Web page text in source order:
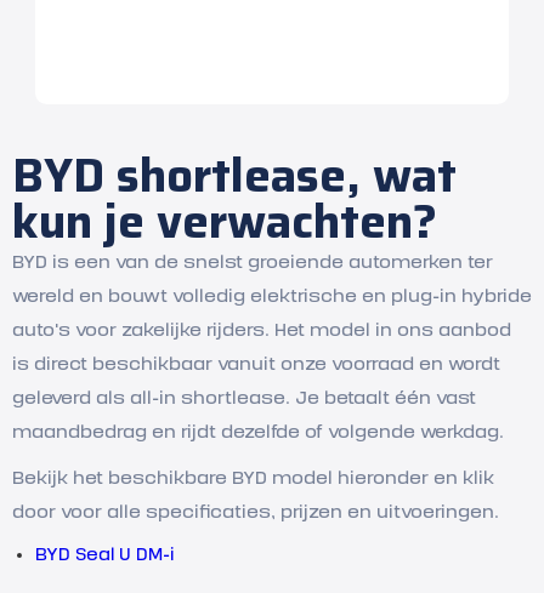
BYD shortlease, wat
kun je verwachten?
BYD is een van de snelst groeiende automerken ter
wereld en bouwt volledig elektrische en plug-in hybride
auto's voor zakelijke rijders. Het model in ons aanbod
is direct beschikbaar vanuit onze voorraad en wordt
geleverd als all-in shortlease. Je betaalt één vast
maandbedrag en rijdt dezelfde of volgende werkdag.
Bekijk het beschikbare BYD model hieronder en klik
door voor alle specificaties, prijzen en uitvoeringen.
BYD Seal U DM-i